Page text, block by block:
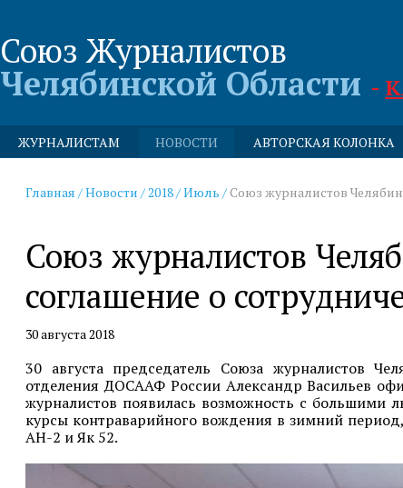
Союз Журналистов
Челябинской Области -
ЖУРНАЛИСТАМ НОВОСТИ АВТОРСКАЯ КОЛОНКА
Главная /Новости /2018/Июль /Союз журналистов
Союз журналистов
соглашение о
30 августа 2018
30 августа председатель Союза журналистов
отделения ДОСААФ России Александр Васильев
журналистов появилась возможность с большими
курсы контраварийного вождения в зимний
АН-2 и Як 52.